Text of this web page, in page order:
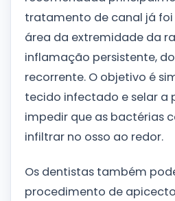
tratamento de canal já foi
área da extremidade da
inflamação persistente,
recorrente. O objetivo é
tecido infectado e selar a
impedir que as bactérias
infiltrar no osso ao redor.
Os dentistas também
procedimento de